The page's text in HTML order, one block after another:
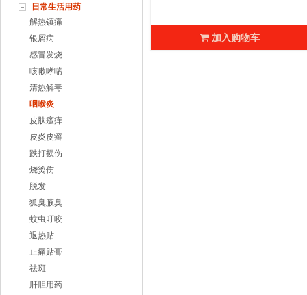
日常生活用药
解热镇痛
银屑病
感冒发烧
咳嗽哮喘
清热解毒
咽喉炎
皮肤瘙痒
皮炎皮癣
跌打损伤
烧烫伤
脱发
狐臭腋臭
蚊虫叮咬
退热贴
止痛贴膏
祛斑
肝胆用药
加入购物车